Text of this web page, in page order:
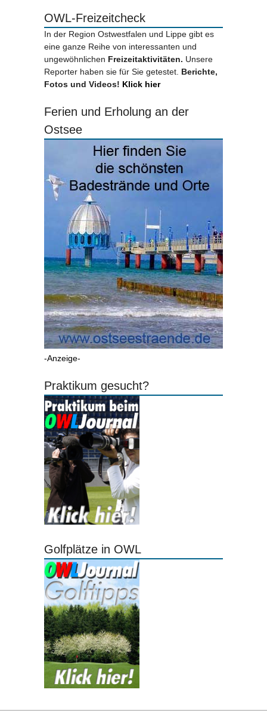
OWL-Freizeitcheck
In der Region Ostwestfalen und Lippe gibt es
eine ganze Reihe von interessanten und
ungewöhnlichen Freizeitaktivitäten. Unsere
Reporter haben sie für Sie getestet. Berichte,
Fotos und Videos! Klick hier
Ferien und Erholung an der
Ostsee
-Anzeige-
Praktikum gesucht?
Golfplätze in OWL